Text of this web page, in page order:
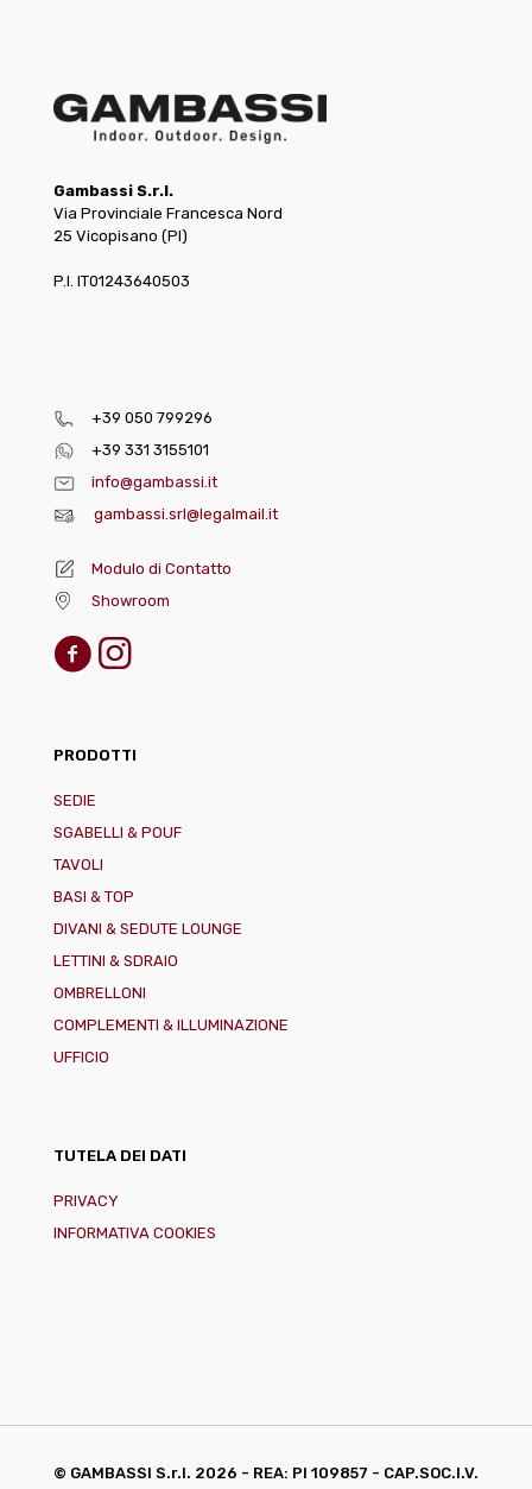
Gambassi S.r.l.
Via Provinciale Francesca Nord
25 Vicopisano (PI)
P.I. IT01243640503
+39 050 799296
+39 331 3155101
info@gambassi.it
gambassi.srl@legalmail.it
Modulo di Contatto
Showroom
PRODOTTI
SEDIE
SGABELLI & POUF
TAVOLI
BASI & TOP
DIVANI & SEDUTE LOUNGE
LETTINI & SDRAIO
OMBRELLONI
COMPLEMENTI & ILLUMINAZIONE
UFFICIO
TUTELA DEI DATI
PRIVACY
INFORMATIVA COOKIES
© GAMBASSI S.r.l. 2026 - REA: PI 109857 - CAP.SOC.I.V.